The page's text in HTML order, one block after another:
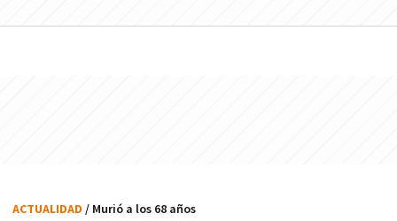
ACTUALIDAD / Murió a los 68 años